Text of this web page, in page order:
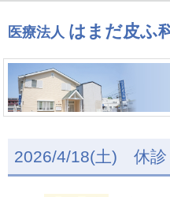
医療法人 はまだ皮ふ
2026/4/18(土) 休診